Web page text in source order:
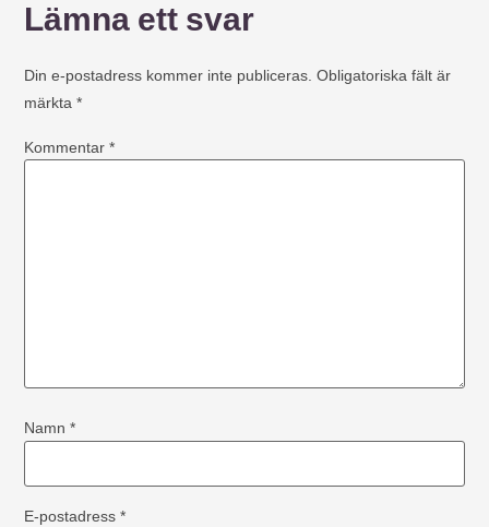
Lämna ett svar
Din e-postadress kommer inte publiceras. Obligatoriska fält är
märkta*
Kommentar*
Namn*
E-postadress*